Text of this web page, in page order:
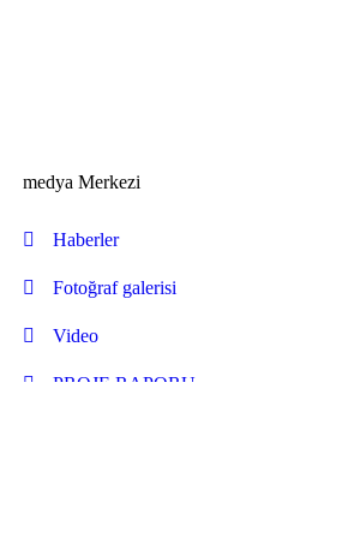
medya Merkezi
Haberler
Fotoğraf galerisi
Video
PROJE RAPORU